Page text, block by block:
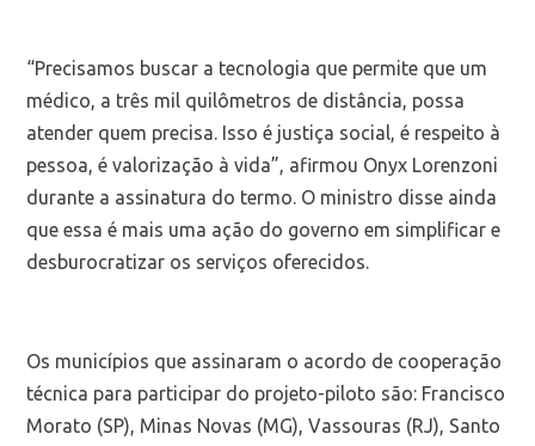
“Precisamos buscar a tecnologia que permite que um
médico, a três mil quilômetros de distância, possa
atender quem precisa. Isso é justiça social, é respeito à
pessoa, é valorização à vida”, afirmou Onyx Lorenzoni
durante a assinatura do termo. O ministro disse ainda
que essa é mais uma ação do governo em simplificar e
desburocratizar os serviços oferecidos.
Os municípios que assinaram o acordo de cooperação
técnica para participar do projeto-piloto são: Francisco
Morato (SP), Minas Novas (MG), Vassouras (RJ), Santo